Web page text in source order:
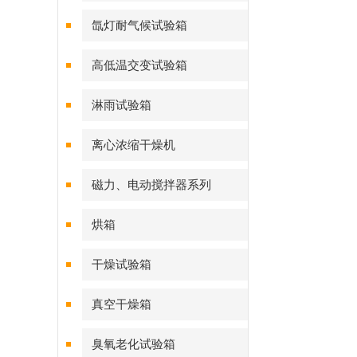
氙灯耐气候试验箱
高低温交变试验箱
淋雨试验箱
离心浓缩干燥机
磁力、电动搅拌器系列
烘箱
干燥试验箱
真空干燥箱
臭氧老化试验箱